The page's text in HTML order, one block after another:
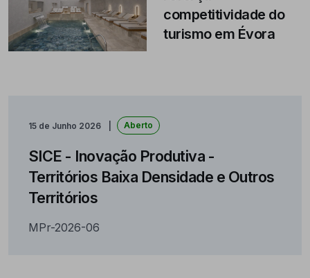
competitividade do
turismo em Évora
15 de Junho 2026 Aberto
SICE - Inovação Produtiva -
Territórios Baixa Densidade e Outros
Territórios
MPr-2026-06